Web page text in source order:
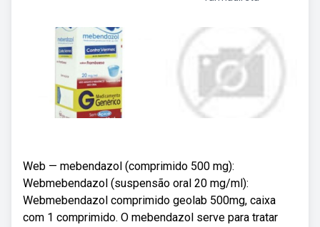
Web — mebendazol (comprimido 500 mg):
Webmebendazol (suspensão oral 20 mg/ml):
Webmebendazol comprimido geolab 500mg, caixa
com 1 comprimido. O mebendazol serve para tratar